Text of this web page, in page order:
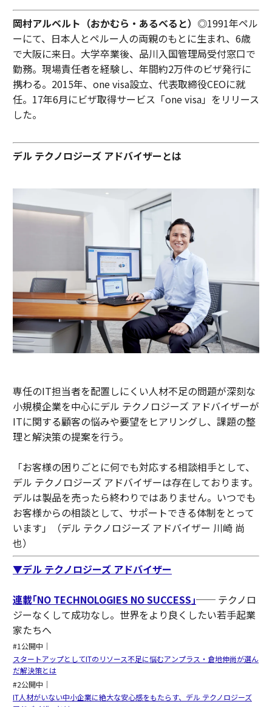
岡村アルベルト（おかむら・あるべると） ◎1991年ペル
ーにて、日本人とペルー人の両親のもとに生まれ、6歳
で大阪に来日。大学卒業後、品川入国管理局受付窓口で
勤務。現場責任者を経験し、年間約2万件のビザ発行に
携わる。2015年、one visa設立、代表取締役CEOに就
任。17年6月にビザ取得サービス「one visa」をリリース
した。
デル テクノロジーズ アドバイザーとは
専任のIT担当者を配置しにくい人材不足の問題が深刻な
小規模企業を中心にデル テクノロジーズ アドバイザーが
ITに関する顧客の悩みや要望をヒアリングし、課題の整
理と解決策の提案を行う。
「お客様の困りごとに何でも対応する相談相手として、
デル テクノロジーズ アドバイザーは存在しております。
デルは製品を売ったら終わりではありません。いつでも
お客様からの相談として、サポートできる体制をとって
います」（デル テクノロジーズ アドバイザー 川崎 尚
也）
▼デル テクノロジーズ アドバイザー
連載｢NO TECHNOLOGIES NO SUCCESS｣── テクノロ
ジーなくして成功なし。世界をより良くしたい若手起業
家たちへ
#1公開中｜
スタートアップとしてITのリソース不足に悩むアンプラス・倉地伸尚が選ん
だ解決策とは
#2公開中｜
IT人材がいない中小企業に絶大な安心感をもたらす、デル テクノロジーズ